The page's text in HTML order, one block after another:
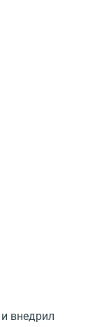
внедрил